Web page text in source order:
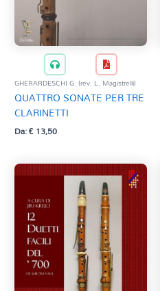
GHERARDESCHI G. (rev. L. Magistrelli)
QUATTRO SONATE PER TRE
CLARINETTI
Da:€13,50